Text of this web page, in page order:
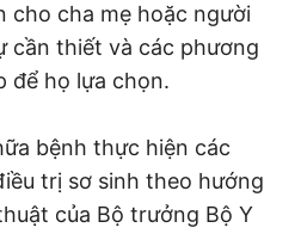
cho cha mẹ hoặc người
cần thiết và các phương
để họ lựa chọn.
bệnh thực hiện các
trị sơ sinh theo hướng
của Bộ trưởng Bộ Y